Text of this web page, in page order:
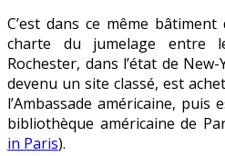
C’est dans ce même
charte du jumelage entre
Rochester, dans l’état de New-
devenu un site classé, est
l’Ambassade américaine,
bibliothèque américaine de
in Paris).